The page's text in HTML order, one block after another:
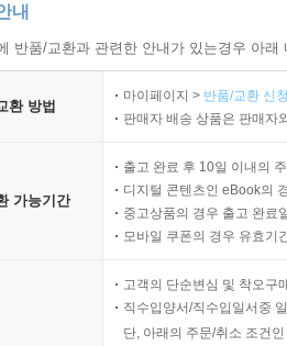
내
반품/교환과 관련한 안내가 있는경우 아
환 방법
마이페이지 > 반품/교환 신
판매자 배송 상품은 판매자
가능기간
출고 완료 후 10일 이내의
디지털 콘텐츠인 eBook의
중고상품의 경우 출고 완료
모바일 쿠폰의 경우 유효기
고객의 단순변심 및 착오구
직수입양서/직수입일서중
단, 아래의 주문/취소 조건